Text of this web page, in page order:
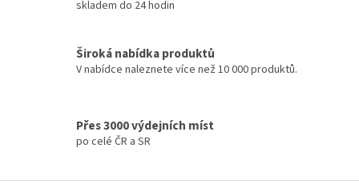
p
r
y
v
i
skladem do 24 hodin
Široká nabídka produktů
V nabídce naleznete více než 10 000 produktů.
Přes 3000 výdejních míst
po celé ČR a SR